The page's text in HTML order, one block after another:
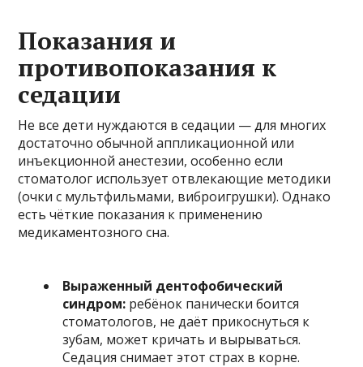
Показания и
противопоказания к
седации
Не все дети нуждаются в седации — для многих
достаточно обычной аппликационной или
инъекционной анестезии, особенно если
стоматолог использует отвлекающие методики
(очки с мультфильмами, виброигрушки). Однако
есть чёткие показания к применению
медикаментозного сна.
Выраженный дентофобический
синдром: ребёнок панически боится
стоматологов, не даёт прикоснуться к
зубам, может кричать и вырываться.
Седация снимает этот страх в корне.